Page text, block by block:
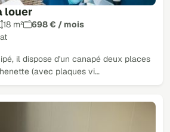
louer
18 m²
698 € / mois
il dispose d'un canapé deux places
(avec plaques vi…